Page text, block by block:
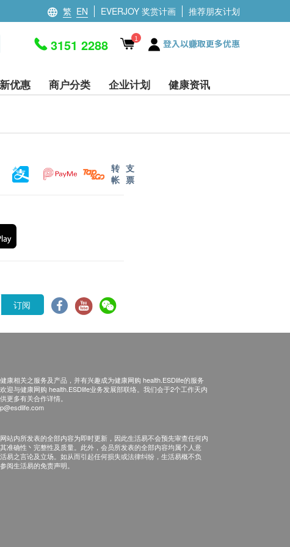
繁 EN EVERJOY 奖赏计画 推荐朋友计划
3151 2288 1 登入以赚取更多优惠
优惠 商户分类 企业计划 健康资讯
转
帐
支
票
订阅
康相关之服务及产品，并有兴趣成为健康网购 health.ESDlife的服务
迎与健康网购 health.ESDlife业务发展部联络。我们会于2个工作天内
更多有关合作详情。
站内所发表的全部内容为即时更新，因此生活易不会预先审查任何内
准确性丶完整性及质量。此外，会员所发表的全部内容均属个人意
易之言论及立场。如从而引起任何损失或法律纠纷，生活易概不负
阅生活易的免责声明。